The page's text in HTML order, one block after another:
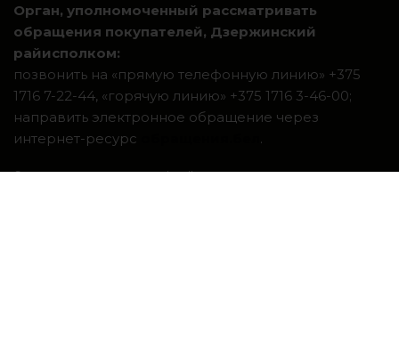
Орган, уполномоченный рассматривать
обращения покупателей, Дзержинский
райисполком:
позвонить на «прямую телефонную линию» +375
1716 7-22-44, «горячую линию» +375 1716 3-46-00;
направить электронное обращение через
интернет-ресурс
.
Система интернет-магазинов beseller